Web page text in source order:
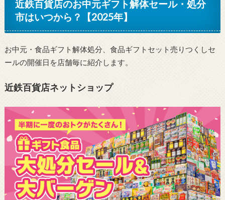
近鉄百貨店のお中元ギフト解体セール・処分
市はいつから？【2025年】
お中元・食品ギフト解体処分、食品ギフトセット売りつくしセ
ールの開催日を店舗毎に紹介します。
近鉄百貨店ネットショップ